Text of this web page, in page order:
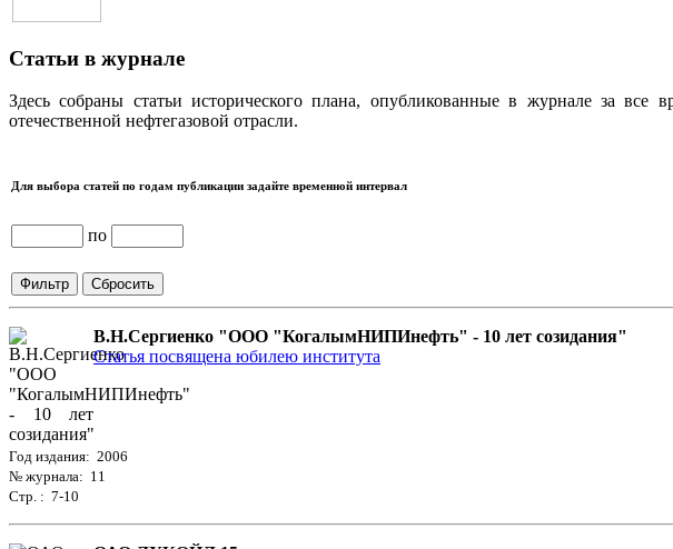
Статьи в журнале
Здесь собраны статьи исторического плана, опубликованные в журнале за
отечественной нефтегазовой отрасли.
Для выбора статей по годам публикации задайте временной интервал
по
В.Н.Сергиенко "ООО "КогалымНИПИнефть" - 10 лет созидания"
Статья посвящена юбилею института
Год издания: 2006
№ журнала: 11
Стр. : 7-10